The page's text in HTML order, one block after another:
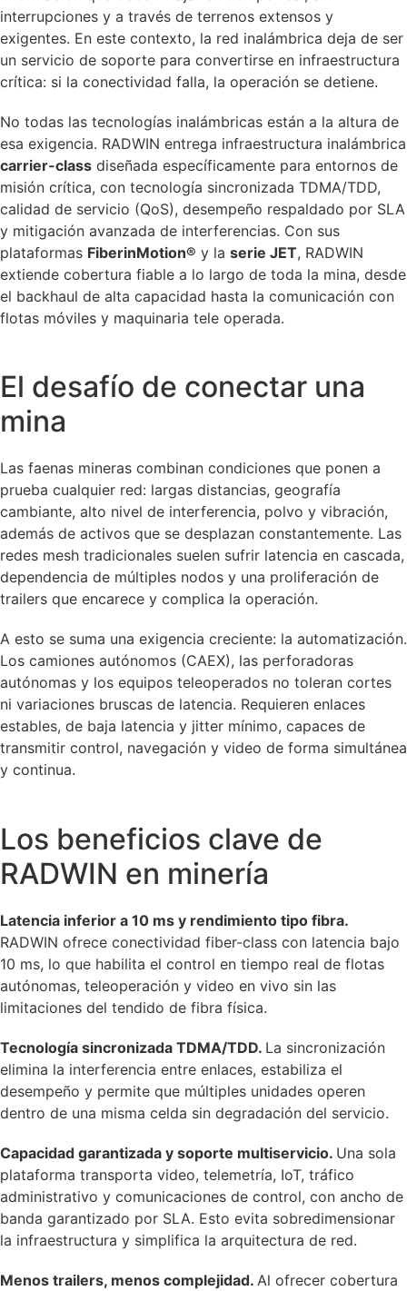
interrupciones y a través de terrenos extensos y
exigentes. En este contexto, la red inalámbrica deja de ser
un servicio de soporte para convertirse en infraestructura
crítica: si la conectividad falla, la operación se detiene.
No todas las tecnologías inalámbricas están a la altura de
esa exigencia. RADWIN entrega infraestructura inalámbrica
carrier-class diseñada específicamente para entornos de
misión crítica, con tecnología sincronizada TDMA/TDD,
calidad de servicio (QoS), desempeño respaldado por SLA
y mitigación avanzada de interferencias. Con sus
plataformas FiberinMotion® y la serie JET, RADWIN
extiende cobertura fiable a lo largo de toda la mina, desde
el backhaul de alta capacidad hasta la comunicación con
flotas móviles y maquinaria tele operada.
El desafío de conectar una
mina
Las faenas mineras combinan condiciones que ponen a
prueba cualquier red: largas distancias, geografía
cambiante, alto nivel de interferencia, polvo y vibración,
además de activos que se desplazan constantemente. Las
redes mesh tradicionales suelen sufrir latencia en cascada,
dependencia de múltiples nodos y una proliferación de
trailers que encarece y complica la operación.
A esto se suma una exigencia creciente: la automatización.
Los camiones autónomos (CAEX), las perforadoras
autónomas y los equipos teleoperados no toleran cortes
ni variaciones bruscas de latencia. Requieren enlaces
estables, de baja latencia y jitter mínimo, capaces de
transmitir control, navegación y video de forma simultánea
y continua.
Los beneficios clave de
RADWIN en minería
Latencia inferior a 10 ms y rendimiento tipo fibra.
RADWIN ofrece conectividad fiber-class con latencia bajo
10 ms, lo que habilita el control en tiempo real de flotas
autónomas, teleoperación y video en vivo sin las
limitaciones del tendido de fibra física.
Tecnología sincronizada TDMA/TDD. La sincronización
elimina la interferencia entre enlaces, estabiliza el
desempeño y permite que múltiples unidades operen
dentro de una misma celda sin degradación del servicio.
Capacidad garantizada y soporte multiservicio. Una sola
plataforma transporta video, telemetría, IoT, tráfico
administrativo y comunicaciones de control, con ancho de
banda garantizado por SLA. Esto evita sobredimensionar
la infraestructura y simplifica la arquitectura de red.
Menos trailers, menos complejidad. Al ofrecer cobertura